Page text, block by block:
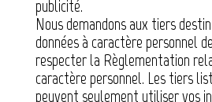
publicité.
Nous demandons aux tiers
données à caractère personnel
respecter la Règlementation
caractère personnel. Les tiers
peuvent seulement utiliser vos